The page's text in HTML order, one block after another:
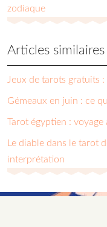
zodiaque
Articles similaires
Jeux de tarots gratuits
Gémeaux en juin : ce
Tarot égyptien :
Le diable dans le tarot
interprétation